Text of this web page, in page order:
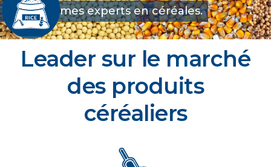
Nous sommes experts en céréales.
Interra International –
Leader sur le marché
des produits
céréaliers